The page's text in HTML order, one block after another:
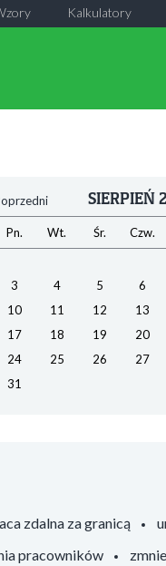
Kalkulatory
SIERPIEŃ
Pn. Wt. Śr. Czw.
3
4 5 6
10
11 12 13
17
18 19 20
24
25 26 27
31
zdalna za granicą
pracowników